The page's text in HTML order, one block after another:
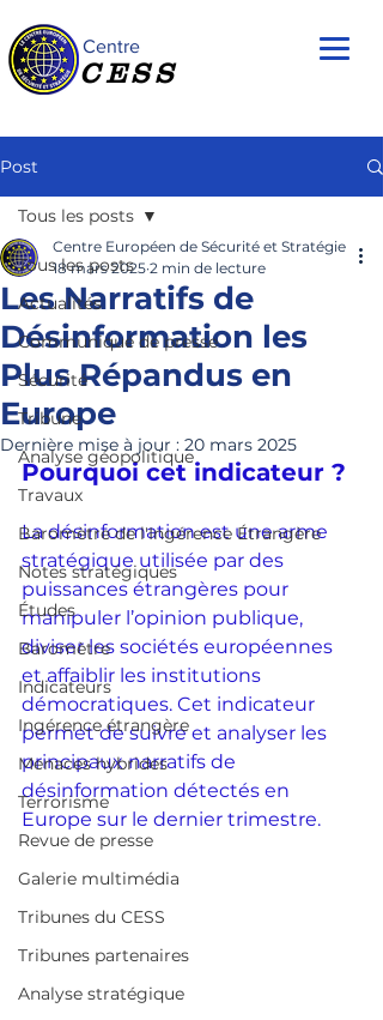
Centre
CESS
Post
Tous les posts
Actualités
Communiqué de presse
Sécurité
Tribune
Analyse géopolitique
Travaux
Baromètre de l'Ingérence Étrangère
Notes stratégiques
Études
Baromètre
Indicateurs
Ingérence étrangère
Menaces hybrides
Terrorisme
Revue de presse
Galerie multimédia
Tribunes du CESS
Tribunes partenaires
Analyse stratégique
Tous les posts
Les Narratifs de
Désinformation les
Plus Répandus en
Europe
Centre Européen de Sécurité et Stratégie
18 mars 2025 2 min de lecture
Dernière mise à jour : 20 mars 2025
Pourquoi cet indicateur ?
La désinformation est une arme
stratégique utilisée par des
puissances étrangères pour
manipuler l’opinion publique,
diviser les sociétés européennes
et affaiblir les institutions
démocratiques. Cet indicateur
permet de suivre et analyser les
principaux narratifs de
désinformation détectés en
Europe sur le dernier trimestre.